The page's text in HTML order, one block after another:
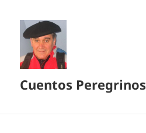
Cuentos Peregrinos